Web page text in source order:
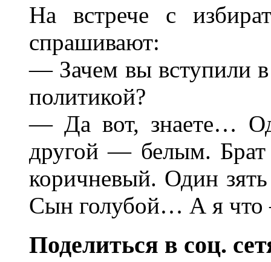
На встрече с
спрашивают:
— Зачем вы вступили в
политикой?
— Да вот, знаете…
другой — белым.
коричневый. Один
Сын голубой… А я
Поделиться в соц.